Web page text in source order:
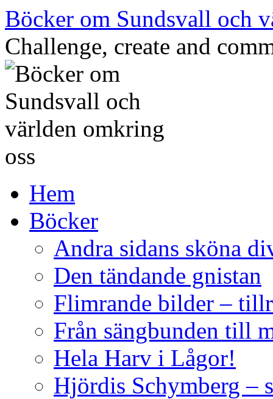
Hoppa
till
innehåll
Böcker om Sundsvall och
Challenge, create and
Hem
Böcker
Andra sidans sköna
Den tändande gnistan
Flimrande bilder –
Från sängbunden till
Hela Harv i Lågor!
Hjördis Schymberg –